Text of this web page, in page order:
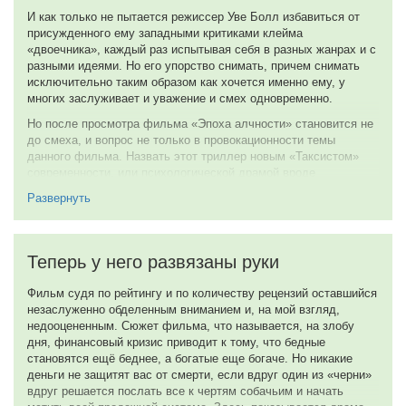
Темы
Обратная связь
2024
2023
Жанры кино
Комедия
Фантастика
Ужасы
Триллер
Боевик
Приключения